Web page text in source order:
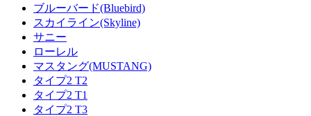
ブルーバード(Bluebird)
スカイライン(Skyline)
サニー
ローレル
マスタング(MUSTANG)
タイプ2 T2
タイプ2 T1
タイプ2 T3